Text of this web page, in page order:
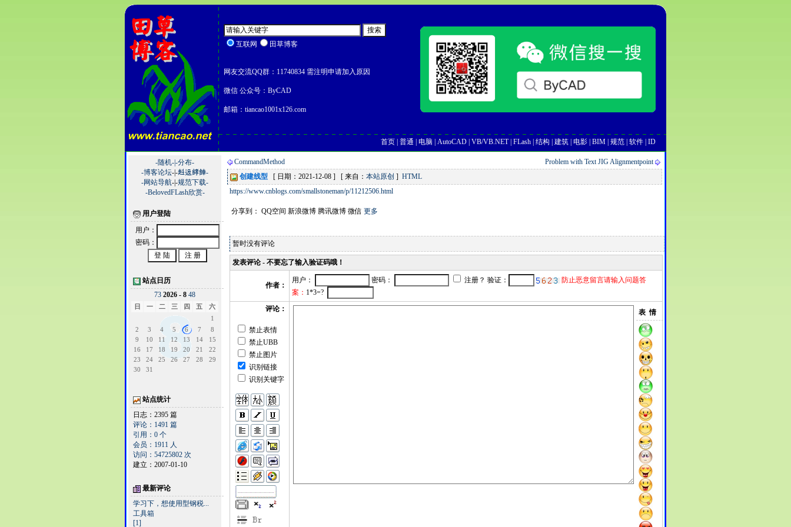
互联网 田草博客
网友交流QQ群：11740834 需注明申请加入原因
微信 公众号：ByCAD
邮箱：tiancao1001x126.com
首页 普通 电脑 AutoCAD VB/VB.NET| FLash 结构 建筑 电影 BIM 规范 软件 ID
-随机-|-分布-
-博客论坛-|-﨣﨤﨧﨨-
-网站导航-|-规范下载-
-BelovedFLash欣赏-
用户登陆
用户：
密码：
站点日历
73 2026 - 8 48
日 一 二 三 四 五
六
1
2
3 4 5 6 7
8
9
10 11 12 13 14
15
16
17 18 19 20 21
22
23
24 25 26 27 28
29
30
31
站点统计
日志：2395 篇
评论：1491 篇
引用：0 个
会员：1911 人
访问：54725802 次
建立：2007-01-10
最新评论
学习下，想使用型钢税...
工具箱
[1]
CommandMethod
Problem with Text JIG Alignmentpoint
创建线型 [ 日期：2021-12-08 ] [ 来自： 本站原创 ] HTML
https://www.cnblogs.com/smallstoneman/p/11212506.html
分享到： QQ空间 新浪微博 腾讯微博 微信 更多
暂时没有评论
发表评论 - 不要忘了输入验证码哦！
作者：
用户： 密码： 注册？ 验证：
防止恶意留言请输入问题答
案： 1*3=?
评论：
禁止表情
禁止UBB
禁止图片
识别链接
识别关键字
表 情